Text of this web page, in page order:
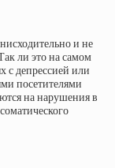
и не
ли это на самом
с депрессией или
посетителями
на нарушения в